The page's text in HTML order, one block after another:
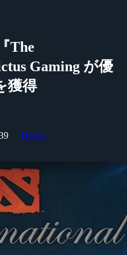
The
Gaming が優
獲得
Dota 2